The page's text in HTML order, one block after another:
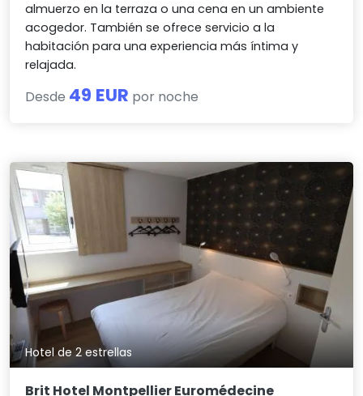
almuerzo en la terraza o una cena en un ambiente
acogedor. También se ofrece servicio a la
habitación para una experiencia más íntima y
relajada.
Desde 49 EUR por noche
Hotel de 2 estrellas
Brit Hotel Montpellier Euromédecine